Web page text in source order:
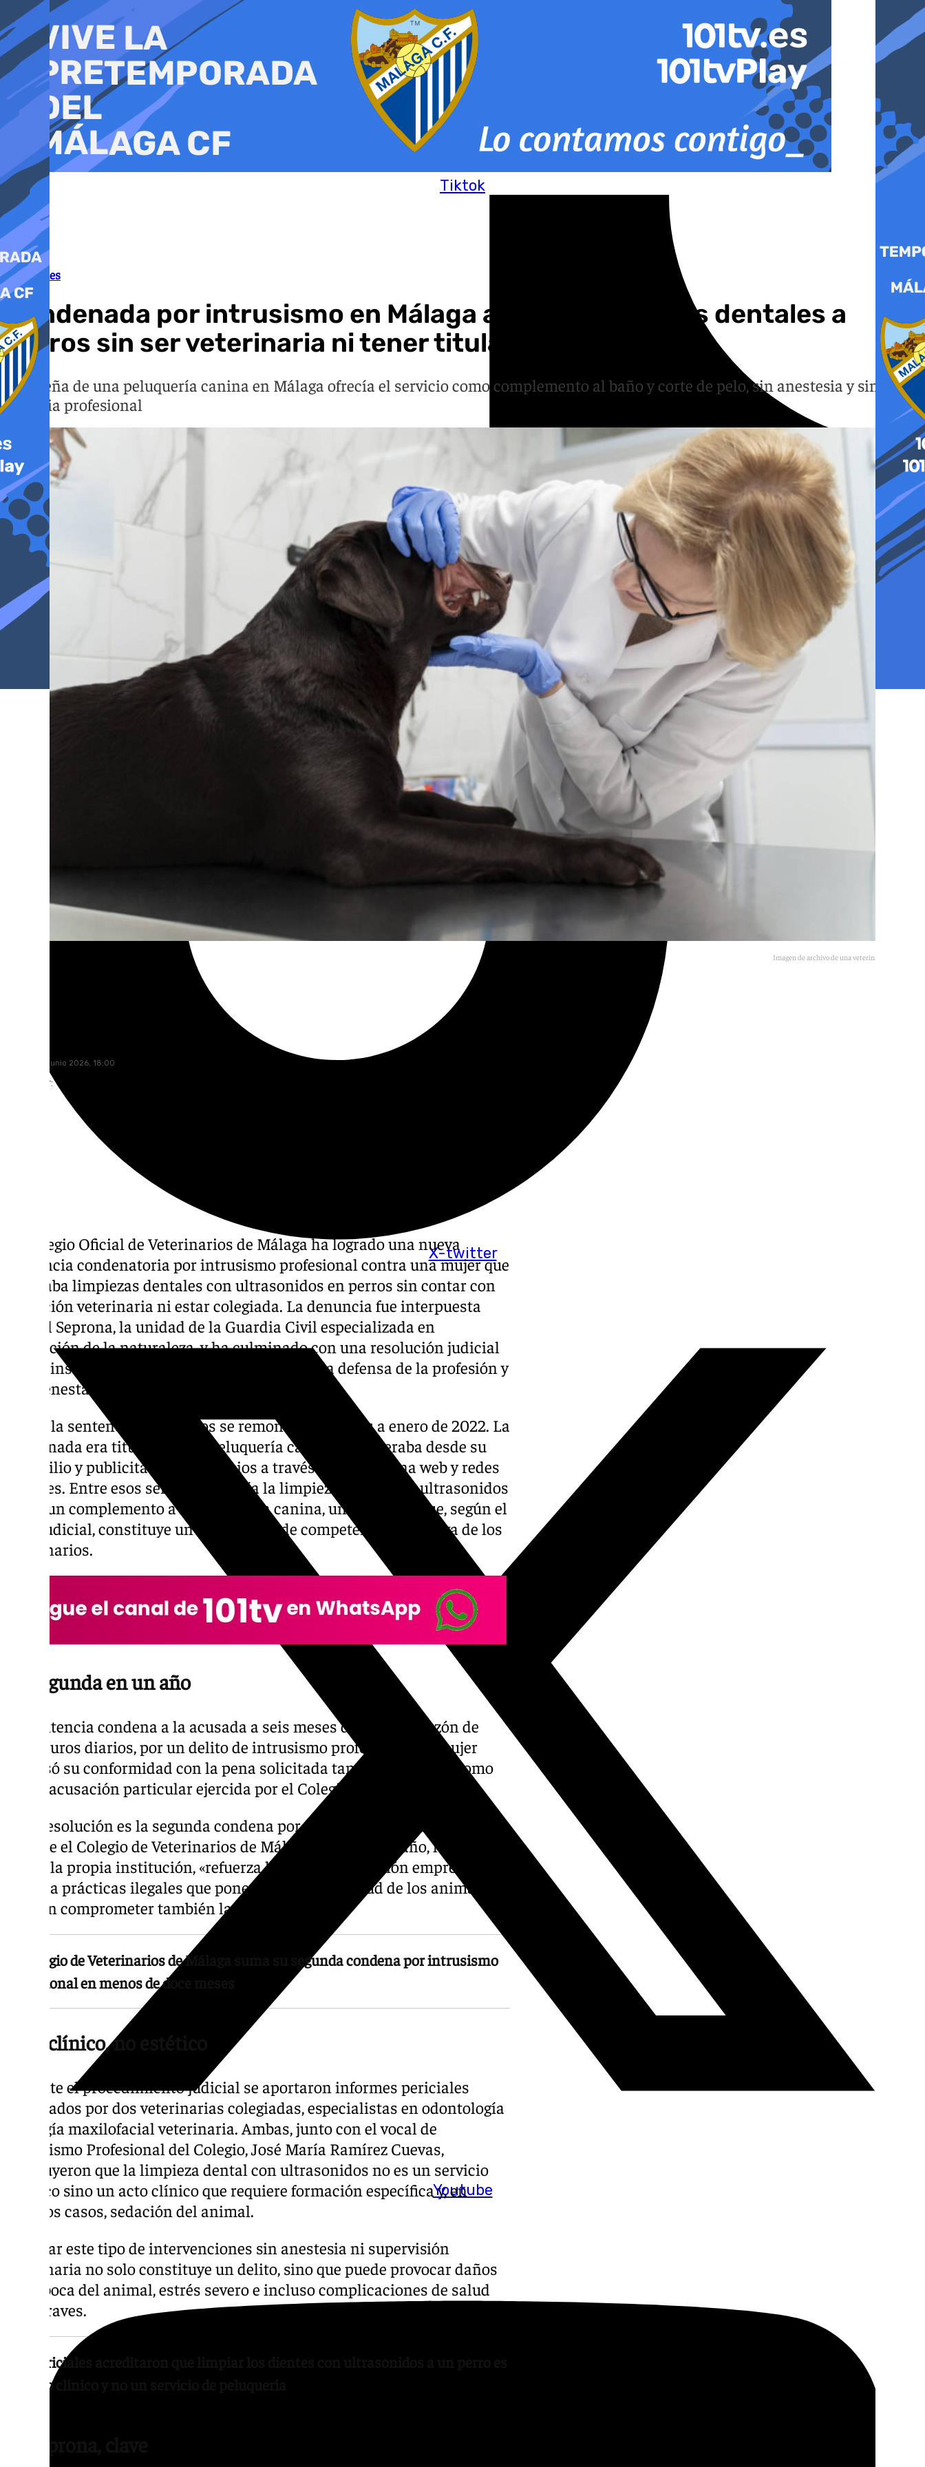
al
contenido
Tiktok
X-twitter
Youtube
Tribunales
Condenada por intrusismo en Málaga al hacer limpiezas dentales a
perros sin ser veterinaria ni tener titulación
La dueña de una peluquería canina en Málaga ofrecía el servicio como complemento al baño y corte de pelo, sin anestesia y sin
licencia profesional
Imagen de archivo de una veterinaria a un perro
viernes, 26 junio 2026, 18:00
Compartir:
El Colegio Oficial de Veterinarios de Málaga ha logrado una nueva
sentencia condenatoria por intrusismo profesional contra una mujer que
realizaba limpiezas dentales con ultrasonidos en perros sin contar con
titulación veterinaria ni estar colegiada. La denuncia fue interpuesta
ante el Seprona, la unidad de la Guardia Civil especializada en
protección de la naturaleza, y ha culminado con una resolución judicial
que la institución considera un paso firme en la defensa de la profesión y
del bienestar animal.
Según la sentencia, los hechos se remontan al menos a enero de 2022. La
condenada era titular de una peluquería canina que operaba desde su
domicilio y publicitaba sus servicios a través de una página web y redes
sociales. Entre esos servicios incluía la limpieza dental con ultrasonidos
como un complemento a la peluquería canina, una práctica que, según el
fallo judicial, constituye un acto clínico de competencia exclusiva de los
veterinarios.
La segunda en un año
La sentencia condena a la acusada a seis meses de multa, a razón de
ocho euros diarios, por un delito de intrusismo profesional. La mujer
expresó su conformidad con la pena solicitada tanto por el fiscal como
por la acusación particular ejercida por el Colegio de Veterinarios.
Esta resolución es la segunda condena por intrusismo profesional que
obtiene el Colegio de Veterinarios de Málaga en el último año, lo que,
según la propia institución, «refuerza la línea de actuación emprendida
frente a prácticas ilegales que ponen en riesgo la salud de los animales y
pueden comprometer también la salud pública».
El Colegio de Veterinarios de Málaga suma su segunda condena por intrusismo
profesional en menos de doce meses
Acto clínico, no estético
Durante el procedimiento judicial se aportaron informes periciales
elaborados por dos veterinarias colegiadas, especialistas en odontología
y cirugía maxilofacial veterinaria. Ambas, junto con el vocal de
Intrusismo Profesional del Colegio, José María Ramírez Cuevas,
concluyeron que la limpieza dental con ultrasonidos no es un servicio
estético sino un acto clínico que requiere formación específica y, en
muchos casos, sedación del animal.
Realizar este tipo de intervenciones sin anestesia ni supervisión
veterinaria no solo constituye un delito, sino que puede provocar daños
en la boca del animal, estrés severo e incluso complicaciones de salud
más graves.
Las periciales acreditaron que limpiar los dientes con ultrasonidos a un perro es
un acto clínico y no un servicio de peluquería